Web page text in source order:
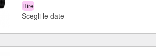
Hire
Scegli le date